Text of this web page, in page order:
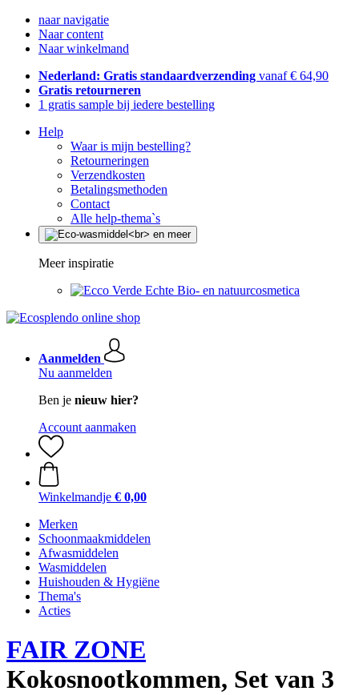
naar navigatie
Naar content
Naar winkelmand
Nederland: Gratis standaardverzending vanaf € 64,90
Gratis retourneren
1 gratis sample bij iedere bestelling
Help
Waar is mijn bestelling?
Retourneringen
Verzendkosten
Betalingsmethoden
Contact
Alle help-thema`s
Meer inspiratie
Echte Bio- en natuurcosmetica
Aanmelden
Nu aanmelden
Ben je nieuw hier?
Account aanmaken
Winkelmandje € 0,00
Merken
Schoonmaakmiddelen
Afwasmiddelen
Wasmiddelen
Huishouden & Hygiëne
Thema's
Acties
FAIR ZONE
Kokosnootkommen, Set van 3